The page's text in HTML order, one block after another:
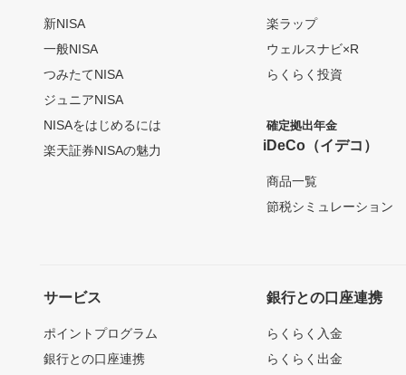
新NISA
一般NISA
つみたてNISA
ジュニアNISA
NISAをはじめるには
楽天証券NISAの魅力
楽ラップ
ウェルスナビ×R
らくらく投資
確定拠出年金
iDeCo（イデコ）
商品一覧
節税シミュレーション
サービス
ポイントプログラム
銀行との口座連携
銀行との口座連携
らくらく入金
らくらく出金